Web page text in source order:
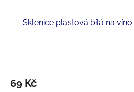
Sklenice plastová bílá na
69 Kč